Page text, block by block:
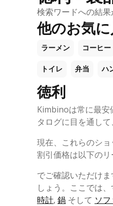
検索ワードへの結果
他のお気
ラーメン コーヒー
トイレ 弁当 ハ
徳利
Kimbinoは常に最安
タログに目を通し
現在、これらのショ
割引価格は以下のリ
でご確認いただけ
しょう。ここでは
時計, 鍋 そして ソ